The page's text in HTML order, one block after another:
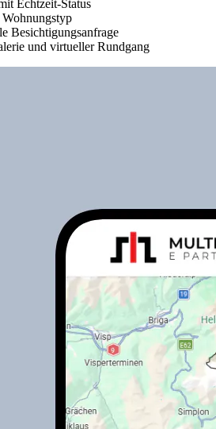
Echtzeit-Status
Besichtigungsanfrage
und virtueller Rundgang